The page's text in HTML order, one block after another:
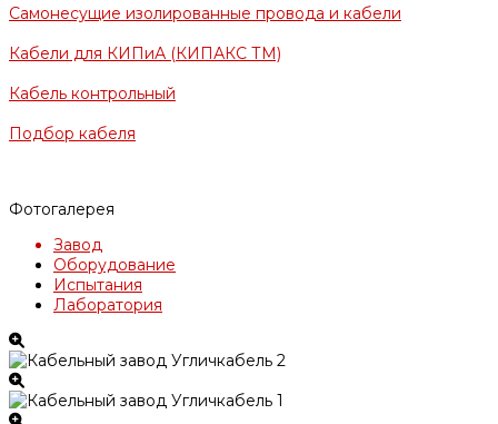
Самонесущие изолированные провода и кабели
Кабели для КИПиА (КИПАКС ТМ)
Кабель контрольный
Подбор кабеля
Фотогалерея
Завод
Оборудование
Испытания
Лаборатория